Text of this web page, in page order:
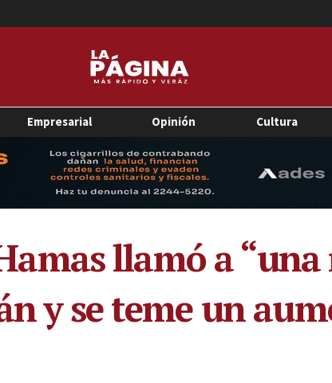
Empresarial Opinión Cultura
llamó a
y se teme un